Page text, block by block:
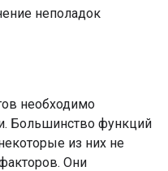
неполадок
необходимо
Большинство функций
из них не
Они